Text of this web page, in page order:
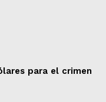
para el crimen